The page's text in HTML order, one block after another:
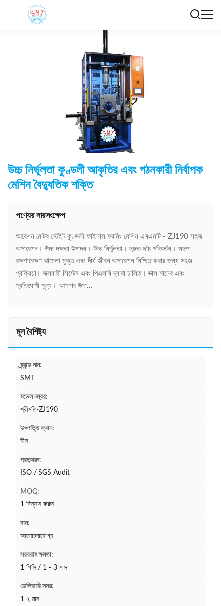
উচ্চ নির্ভুলতা কুণ্ডলী আকৃতির এবং গঠনকারী নির্বাপক
মেশিন বৈদ্যুতিক শক্তি
পণ্যের সারসংক্ষেপ
আবেশন মোটর স্টেইট কুণ্ডলী ফাইনাল ফরমিং মেশিন এসএমটি - ZJ190 সহজ
অপারেশন। উচ্চ দক্ষতা উত্পাদন। উচ্চ নির্ভুলতা। দ্রুত ছাঁচ পরিবর্তন। সহজ
রক্ষণাবেক্ষণ ঝামেলা মুক্ত এবং দীর্ঘ জীবন অপারেশন নিশ্চিত করার জন্য সহজ
প্রক্রিয়া। জলবাহী সিস্টেম এবং পিএলসি দ্বারা চালিত। ভাল মানের এবং
প্রতিযোগী মূল্য। আপনার উত্পা...
মূল বৈশিষ্ট্য
ব্র্যান্ড নাম:
SMT
মডেল নম্বর:
শ্রীমতি-ZJ190
উৎপত্তি স্থান:
চীন
প্রত্যয়ন:
ISO / SGS Audit
MOQ:
1 বিন্যাস করুন
দাম:
আলোচনাযোগ্য
সরবরাহ ক্ষমতা:
1 পিসি / 1 - 3 মাস
ডেলিভারি সময়:
1 ২ মাস